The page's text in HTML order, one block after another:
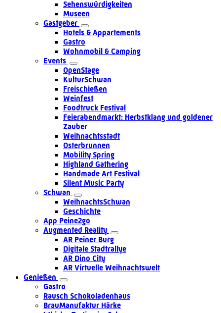
Sehenswürdigkeiten
Museen
Gastgeber
Hotels & Appartements
Gastro
Wohnmobil & Camping
Events
OpenStage
KulturSchwan
Freischießen
Weinfest
Foodtruck Festival
Feierabendmarkt: Herbstklang und goldener
Zauber
Weihnachtsstadt
Osterbrunnen
Mobility Spring
Highland Gathering
Handmade Art Festival
Silent Music Party
Schwan
WeihnachtsSchwan
Geschichte
App Peine2go
Augmented Reality
AR Peiner Burg
Digitale Stadtrallye
AR Dino City
AR Virtuelle Weihnachtswelt
Genießen
Gastro
Rausch Schokoladenhaus
BrauManufaktur Härke